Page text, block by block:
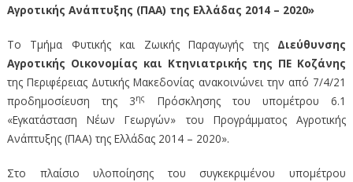
Αγροτικής Ανάπτυξης (ΠΑΑ) της Ελλάδας 2014 – 2020»
Το Τμήμα Φυτικής και Ζωικής Παραγωγής της Διεύθυνσης
Αγροτικής Οικονομίας και Κτηνιατρικής της ΠΕ Κοζάνης
της Περιφέρειας Δυτικής Μακεδονίας ανακοινώνει την από 7/4/21
προδημοσίευση της 3ης
Πρόσκλησης του υποµέτρου 6.1
«Εγκατάσταση Νέων Γεωργών» του Προγράμματος Αγροτικής
Ανάπτυξης (ΠΑΑ) της Ελλάδας 2014 – 2020».
Στο πλαίσιο υλοποίησης του συγκεκριμένου υπομέτρου